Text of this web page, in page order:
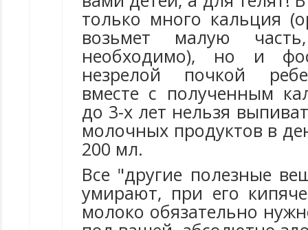
только много кальция
возьмет малую
необходимо), но и
незрелой почкой
вместе с полученным
до 3-х лет нельзя
молочных продуктов в
200 мл.
Все "другие полезные
умирают, при его
молоко обязательно